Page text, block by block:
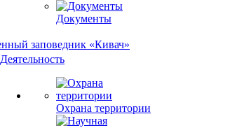
Документы
Деятельность
Охрана территории